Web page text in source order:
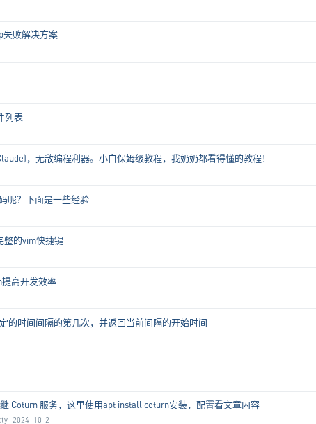
失败解决方案
列表
，无敌编程利器。小白保姆级教程，我奶奶都看得懂的教程！
呢？下面是一些经验
整的vim快捷键
高开发效率
的时间间隔的第几次，并返回当前间隔的开始时间
Coturn 服务，这里使用apt install coturn安装，配置看文章内容
2024-10-2